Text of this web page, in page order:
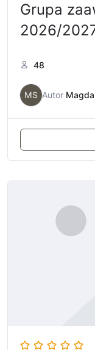
Grupa
2026/
48
MS Autor